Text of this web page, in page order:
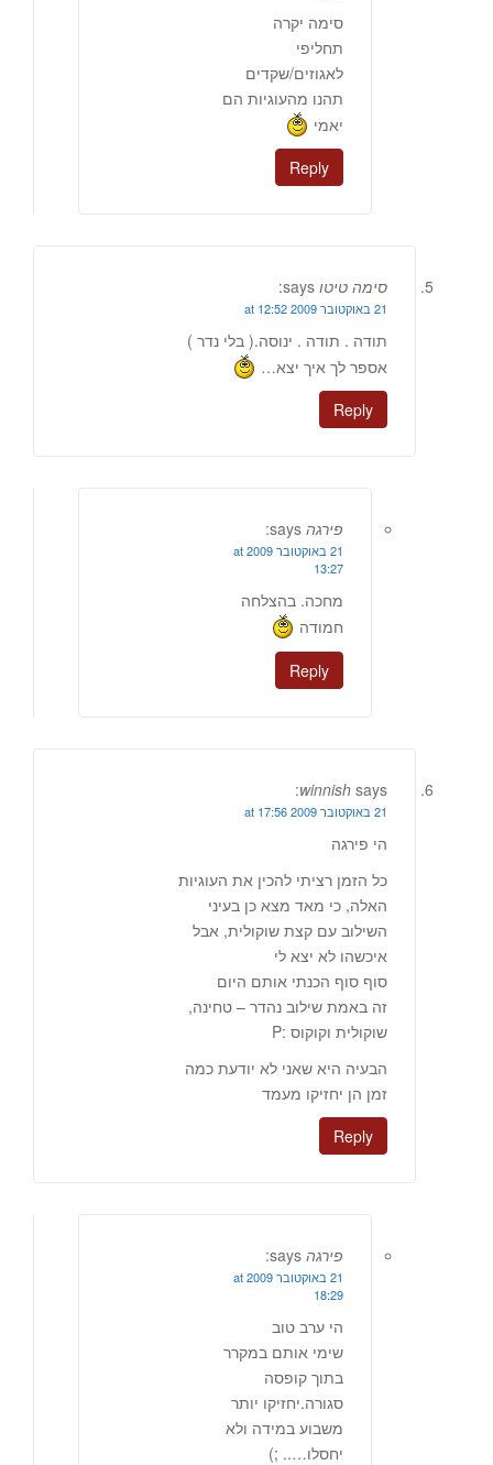
סימה יקרה
תחליפי
לאגוזים/שקדים
תהנו מהעוגיות הם
יאמי
Reply
סימה טיטו says:
21 באוקטובר 2009 at 12:52
תודה . תודה . ינוסה.( בלי נדר )
אספר לך איך יצא…
Reply
פירגה says:
21 באוקטובר 2009 at
13:27
מחכה. בהצלחה
חמודה
Reply
winnish says:
21 באוקטובר 2009 at 17:56
הי פירגה
כל הזמן רציתי להכין את העוגיות
האלה, כי מאד מצא כן בעיני
השילוב עם קצת שוקולית, אבל
איכשהו לא יצא לי
סוף סוף הכנתי אותם היום
זה באמת שילוב נהדר – טחינה,
שוקולית וקוקוס :P
הבעיה היא שאני לא יודעת כמה
זמן הן יחזיקו מעמד
Reply
פירגה says:
21 באוקטובר 2009 at
18:29
הי ערב טוב
שימי אותם במקרר
בתוך קופסה
סגורה.יחזיקו יותר
משבוע במידה ולא
יחסלו….. ;)